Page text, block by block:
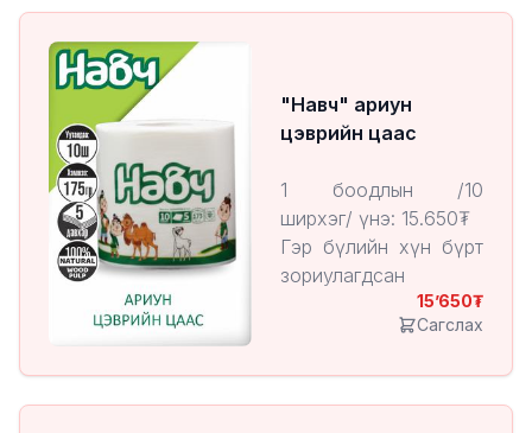
"Навч" ариун
цэврийн цаас
1 боодлын /10
ширхэг/ үнэ: 15.650₮
Гэр бүлийн хүн бүрт
зориулагдсан
Хөвөн мэт зөөлөн,
байгальд ээлтэй
15’650
Сагслах